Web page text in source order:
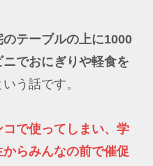
のテーブルの上に1000
でおにぎりや軽食を
いう話です。
で使ってしまい、学
らみんなの前で催促